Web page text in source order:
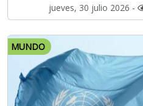
jueves, 30 julio 2026 -
MUNDO